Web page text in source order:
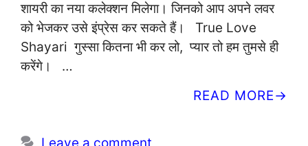
शायरी का नया कलेक्शन मिलेगा। जिनको आप अपने लवर
को भेजकर उसे इंप्रेस कर सकते हैं। True Love
Shayari गुस्सा कितना भी कर लो, प्यार तो हम तुमसे ही
करेंगे। …
READ MORE